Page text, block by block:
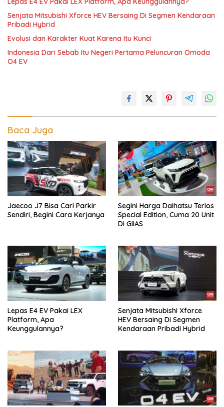
Senjata Mitsubishi Xforce HEV Bersaing Di Segmen Kendaraan
Pribadi Hybrid
Evolusi dan Karakter Kuat Karena Itu Kunci
Indonesia Dari Sebab Itu Negeri Pertama Peluncuran Omoda
O4 EV
Baca Juga
Jaecoo J7 Bisa Cari Parkir
Sendiri, Begini Cara Kerjanya
Segini Harga Daihatsu Terios
Special Edition, Cuma 20 Unit
Di GIIAS
Lepas E4 EV Pakai LEX
Platform, Apa
Keunggulannya?
Senjata Mitsubishi Xforce
HEV Bersaing Di Segmen
Kendaraan Pribadi Hybrid